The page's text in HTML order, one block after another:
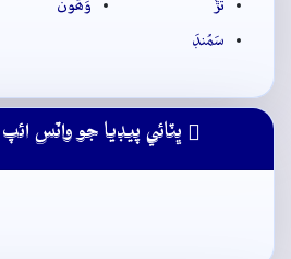
تَڙَ وَھُون
سَمُنڊَ
ڀٽائي پيڊيا جو واٽس